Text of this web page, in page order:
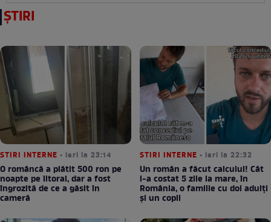
ȘTIRI
STIRI INTERNE • ieri la 23:14
O româncă a plătit 500 ron pe
noapte pe litoral, dar a fost
îngrozită de ce a găsit în
cameră
STIRI INTERNE • ieri la 22:32
Un român a făcut calculul! Cât
l-a costat 5 zile la mare, în
România, o familie cu doi adulți
și un copil